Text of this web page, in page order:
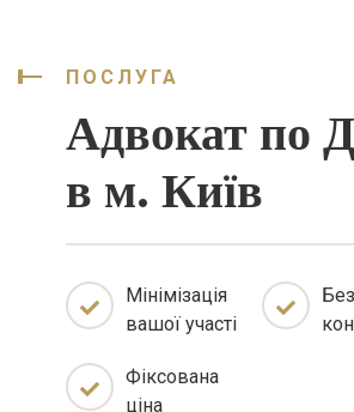
ПОСЛУГА
Адвокат по
в м. Київ
Мінімізація
вашої участі
Фіксована
ціна